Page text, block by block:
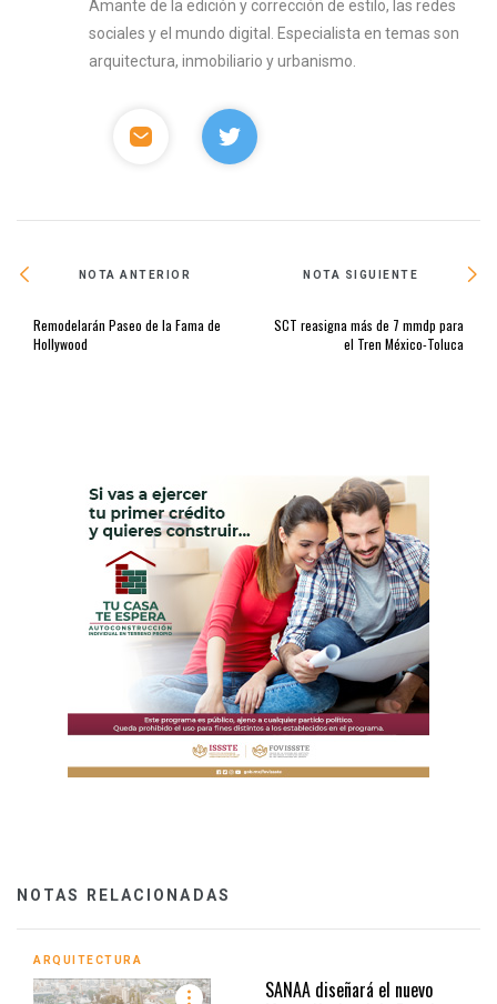
Amante de la edición y corrección de estilo, las redes
sociales y el mundo digital. Especialista en temas son
arquitectura, inmobiliario y urbanismo.
NOTA ANTERIOR
Remodelarán Paseo de la Fama de
Hollywood
NOTA SIGUIENTE
SCT reasigna más de 7 mmdp para
el Tren México-Toluca
NOTAS RELACIONADAS
ARQUITECTURA
SANAA diseñará el nuevo